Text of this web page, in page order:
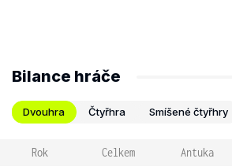
Bilance hráče
Dvouhra Čtyřhra Smíšené čtyřhry
Rok Celkem Antuka